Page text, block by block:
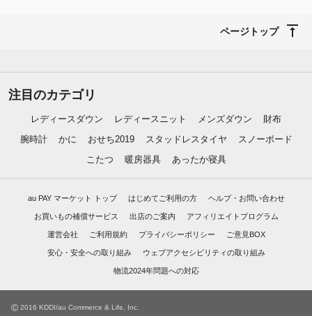
ページトップ
注目のカテゴリ
レディースダウン レディースニット メンズダウン
財布
腕時計
かに おせち2019 スタッドレスタイヤ
スノーボード
こたつ
暖房器具 あったか寝具
au PAY マーケット トップ はじめてご利用の方 ヘルプ・お問い合わせ
お買いもの補償サービス 出店のご案内 アフィリエイトプログラム
運営会社 ご利用規約 プライバシーポリシー ご意見BOX
安心・安全への取り組み ウェブアクセシビリティの取り組み
物流2024年問題への対応
© 2016 KDDI/au Commerce & Life, Inc.